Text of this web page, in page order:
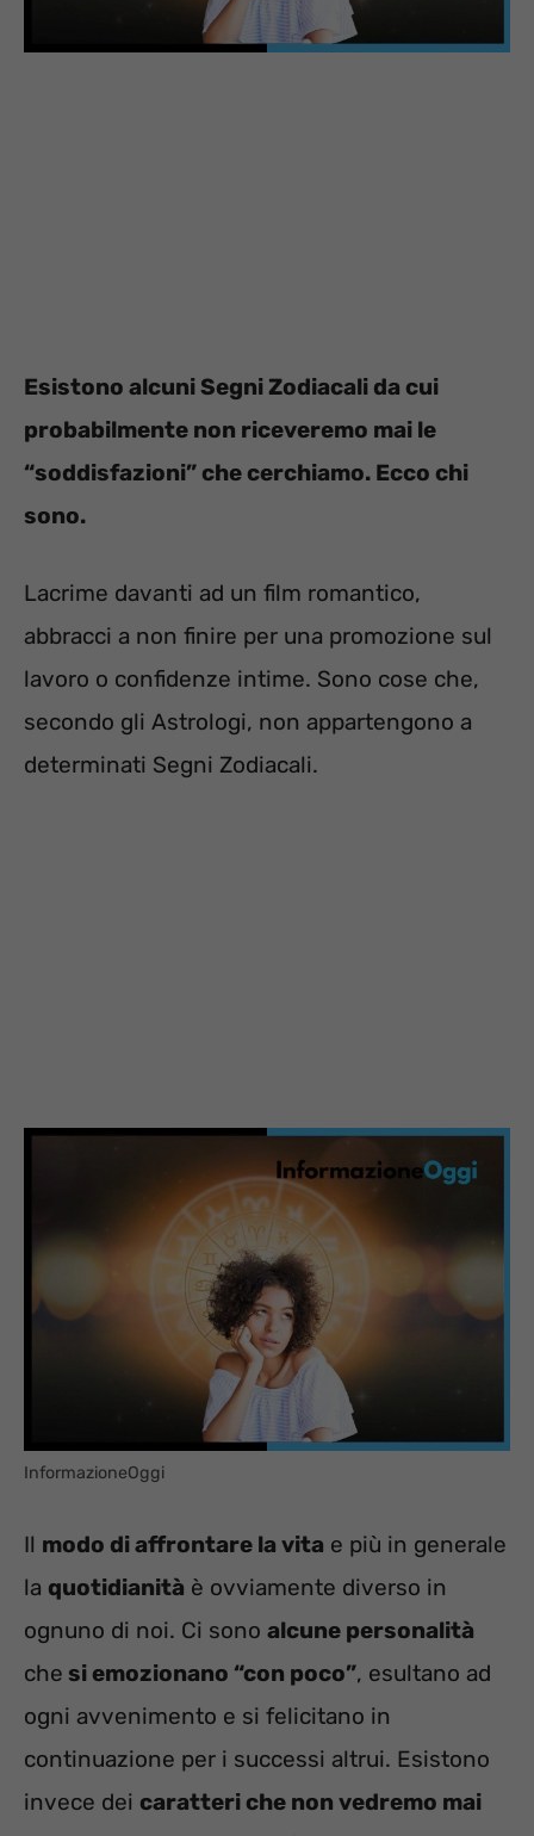
Esistono alcuni Segni Zodiacali da cui
probabilmente non riceveremo mai le
“soddisfazioni” che cerchiamo. Ecco chi
sono.
Lacrime davanti ad un film romantico,
abbracci a non finire per una promozione sul
lavoro o confidenze intime. Sono cose che,
secondo gli Astrologi, non appartengono a
determinati Segni Zodiacali.
InformazioneOggi
Il modo di affrontare la vita e più in generale
la quotidianità è ovviamente diverso in
ognuno di noi. Ci sono alcune personalità
che si emozionano “con poco”, esultano ad
ogni avvenimento e si felicitano in
continuazione per i successi altrui. Esistono
invece dei caratteri che non vedremo mai